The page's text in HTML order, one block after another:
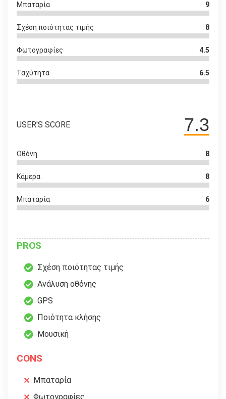
Μπαταρία 9
Σχέση ποιότητας τιμής 8
Φωτογραφίες 4.5
Ταχύτητα 6.5
7.3
USER'S SCORE
Οθόνη 8
Κάμερα 8
Μπαταρία 6
PROS
Σχέση ποιότητας τιμής
Ανάλυση οθόνης
GPS
Ποιότητα κλήσης
Μουσική
CONS
Μπαταρία
Φωτογραφίες